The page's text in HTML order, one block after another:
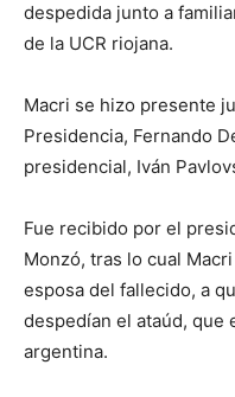
despedida junto a
de la UCR riojana.
Macri se hizo presente
Presidencia, Fernando
presidencial, Iván
Fue recibido por el
Monzó, tras lo cual
esposa del fallecido, a
despedían el ataúd, que
argentina.